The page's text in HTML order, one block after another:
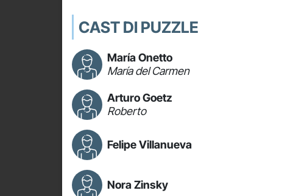
CAST DI PUZZLE
María Onetto
María del Carmen
Arturo Goetz
Roberto
Felipe Villanueva
Nora Zinsky